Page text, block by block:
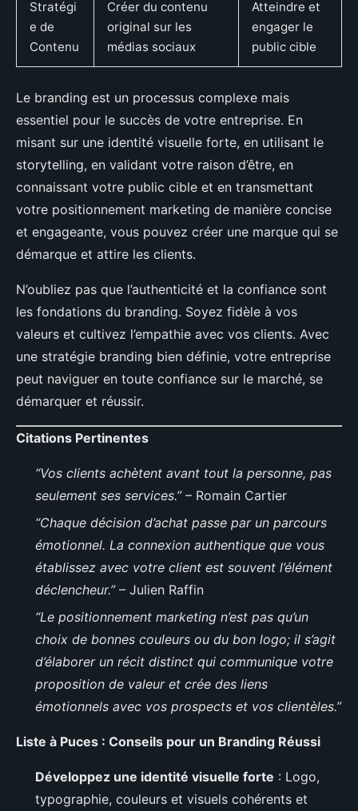
Stratégi
e de
Contenu
Créer du contenu
original sur les
médias sociaux
Atteindre et
engager le
public cible
Le branding est un processus complexe mais
essentiel pour le succès de votre entreprise. En
misant sur une identité visuelle forte, en utilisant le
storytelling, en validant votre raison d’être, en
connaissant votre public cible et en transmettant
votre positionnement marketing de manière concise
et engageante, vous pouvez créer une marque qui se
démarque et attire les clients.
N’oubliez pas que l’authenticité et la confiance sont
les fondations du branding. Soyez fidèle à vos
valeurs et cultivez l’empathie avec vos clients. Avec
une stratégie branding bien définie, votre entreprise
peut naviguer en toute confiance sur le marché, se
démarquer et réussir.
Citations Pertinentes
“Vos clients achètent avant tout la personne, pas
seulement ses services.”– Romain Cartier
“Chaque décision d’achat passe par un parcours
émotionnel. La connexion authentique que vous
établissez avec votre client est souvent l’élément
déclencheur.”– Julien Raffin
“Le positionnement marketing n’est pas qu’un
choix de bonnes couleurs ou du bon logo; il s’agit
d’élaborer un récit distinct qui communique votre
proposition de valeur et crée des liens
émotionnels avec vos prospects et vos clientèles.”
Liste à Puces : Conseils pour un Branding Réussi
Développez une identité visuelle forte : Logo,
typographie, couleurs et visuels cohérents et